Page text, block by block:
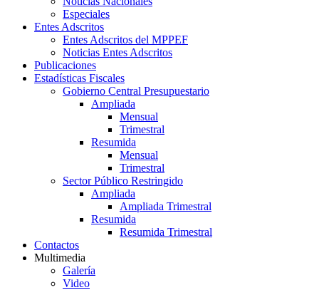
Especiales
Entes Adscritos
Entes Adscritos del MPPEF
Noticias Entes Adscritos
Publicaciones
Estadísticas Fiscales
Gobierno Central Presupuestario
Ampliada
Mensual
Trimestral
Resumida
Mensual
Trimestral
Sector Público Restringido
Ampliada
Ampliada Trimestral
Resumida
Resumida Trimestral
Contactos
Multimedia
Galería
Video